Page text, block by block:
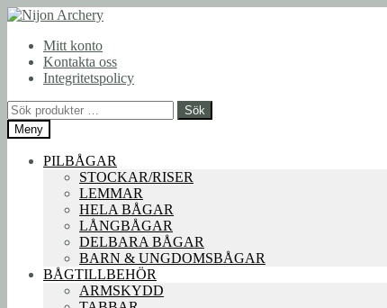
Hoppa
navigering
Hoppa
innehållMitt konto
Kontakta oss
Integritetspolicy
Sök
efter:
Sök
Meny
PILBÅGAR
STOCKAR/RISER
LEMMAR
HELA BÅGAR
LÅNGBÅGAR
DELBARA BÅGAR
BARN & UNGDOMSBÅGAR
BÅGTILLBEHÖR
ARMSKYDD